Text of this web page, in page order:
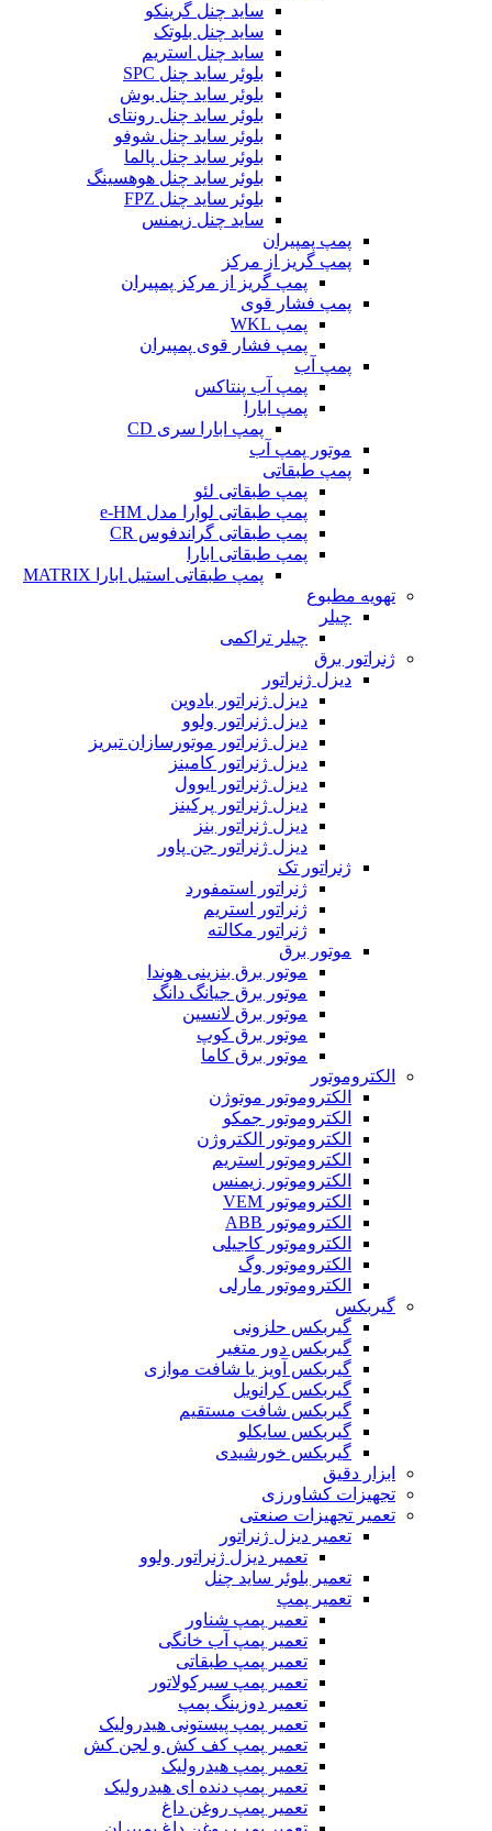
ساید چنل گرینکو
ساید چنل بلوتک
ساید چنل استریم
بلوئر ساید چنل SPC
بلوئر ساید چنل بوش
بلوئر ساید چنل رونتای
بلوئر ساید چنل شوفو
بلوئر ساید چنل پالما
بلوئر ساید چنل هوهسینگ
بلوئر ساید چنل FPZ
ساید چنل زیمنس
پمپ پمپیران
پمپ گریز از مرکز
پمپ گریز از مرکز پمپیران
پمپ فشار قوی
پمپ WKL
پمپ فشار قوی پمپیران
پمپ آب
پمپ آب پنتاکس
پمپ ابارا
پمپ ابارا سری CD
موتور پمپ آب
پمپ طبقاتی
پمپ طبقاتی لئو
پمپ طبقاتی لوارا مدل e-HM
پمپ طبقاتی گراندفوس CR
پمپ طبقاتی ابارا
پمپ طبقاتی استیل ابارا MATRIX
تهویه مطبوع
چیلر
چیلر تراکمی
ژنراتور برق
دیزل ژنراتور
دیزل ژنراتور بادوین
دیزل ژنراتور ولوو
دیزل ژنراتور موتورسازان تبریز
دیزل ژنراتور کامینز
دیزل ژنراتور ایوول
دیزل ژنراتور پرکینز
دیزل ژنراتور بنز
دیزل ژنراتور جن پاور
ژنراتور تک
ژنراتور استمفورد
ژنراتور استریم
ژنراتور مکالته
موتور برق
موتور برق بنزینی هوندا
موتور برق جیانگ دانگ
موتور برق لانسین
موتور برق کوپ
موتور برق کاما
الکتروموتور
الکتروموتور موتوژن
الکتروموتور جمکو
الکتروموتور الکتروژن
الکتروموتور استریم
الکتروموتور زیمنس
الکتروموتور VEM
الکتروموتور ABB
الکتروموتور کاجیلی
الکتروموتور وگ
الکتروموتور مارلی
گیربکس
گیربکس حلزونی
گیربکس دور متغیر
گیربکس آویز یا شافت موازی
گیربکس کرانویل
گیربکس شافت مستقیم
گیربکس سایکلو
گیربکس خورشیدی
ابزار دقیق
تجهیزات کشاورزی
تعمیر تجهیزات صنعتی
تعمیر دیزل ژنراتور
تعمیر دیزل ژنراتور ولوو
تعمیر بلوئر ساید چنل
تعمیر پمپ
تعمیر پمپ شناور
تعمیر پمپ آب خانگی
تعمیر پمپ طبقاتی
تعمیر پمپ سیرکولاتور
تعمیر دوزینگ پمپ
تعمیر پمپ پیستونی هیدرولیک
تعمیر پمپ کف کش و لجن کش
تعمیر پمپ هیدرولیک
تعمیر پمپ دنده ای هیدرولیک
تعمیر پمپ روغن داغ